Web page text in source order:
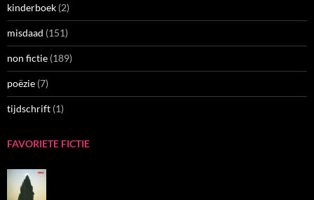
kinderboek (2)
misdaad (151)
non fictie (189)
poëzie (7)
tijdschrift (1)
FAVORIETE FICTIE